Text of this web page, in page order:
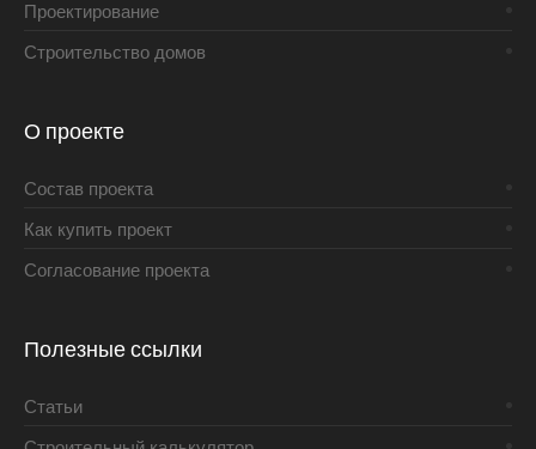
Проектирование
Строительство домов
О проекте
Состав проекта
Как купить проект
Согласование проекта
Полезные ссылки
Статьи